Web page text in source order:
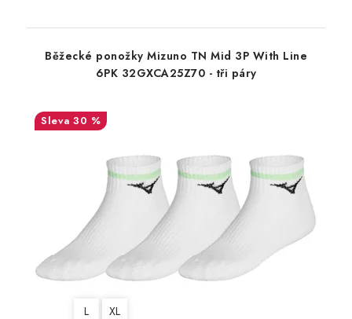
Běžecké ponožky Mizuno TN Mid 3P With Line
6PK 32GXCA25Z70 - tři páry
30 %
L XL